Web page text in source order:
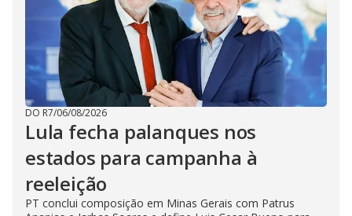
DO R7/06/08/2026
Lula fecha palanques nos
estados para campanha à
reeleição
PT conclui composição em Minas Gerais com Patrus